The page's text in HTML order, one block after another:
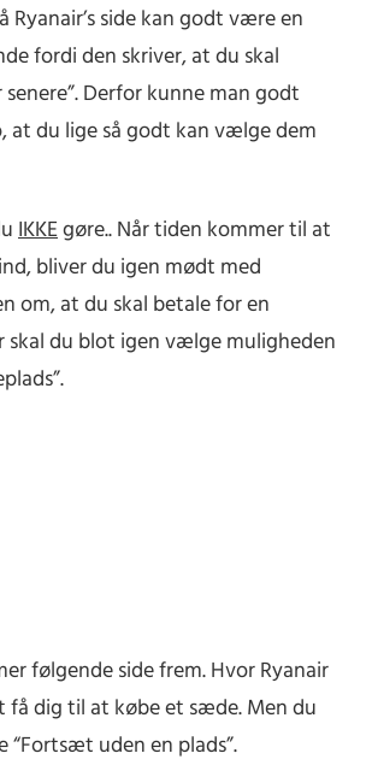
Ryanair’s side kan godt være en
fordi den skriver, at du skal
Derfor kunne man godt
at du lige så godt kan vælge dem
IKKEgøre.. Når tiden kommer til at
bliver du igen mødt med
om, at du skal betale for en
skal du blot igen vælge muligheden
følgende side frem. Hvor Ryanair
få dig til at købe et sæde. Men du
“Fortsæt uden en plads”.